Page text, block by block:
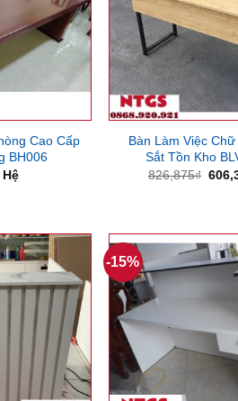
Cao Cấp
BH006
Bàn Làm Việc Chữ
Sắt Tồn Kho
826,875₫ Giá
-15%